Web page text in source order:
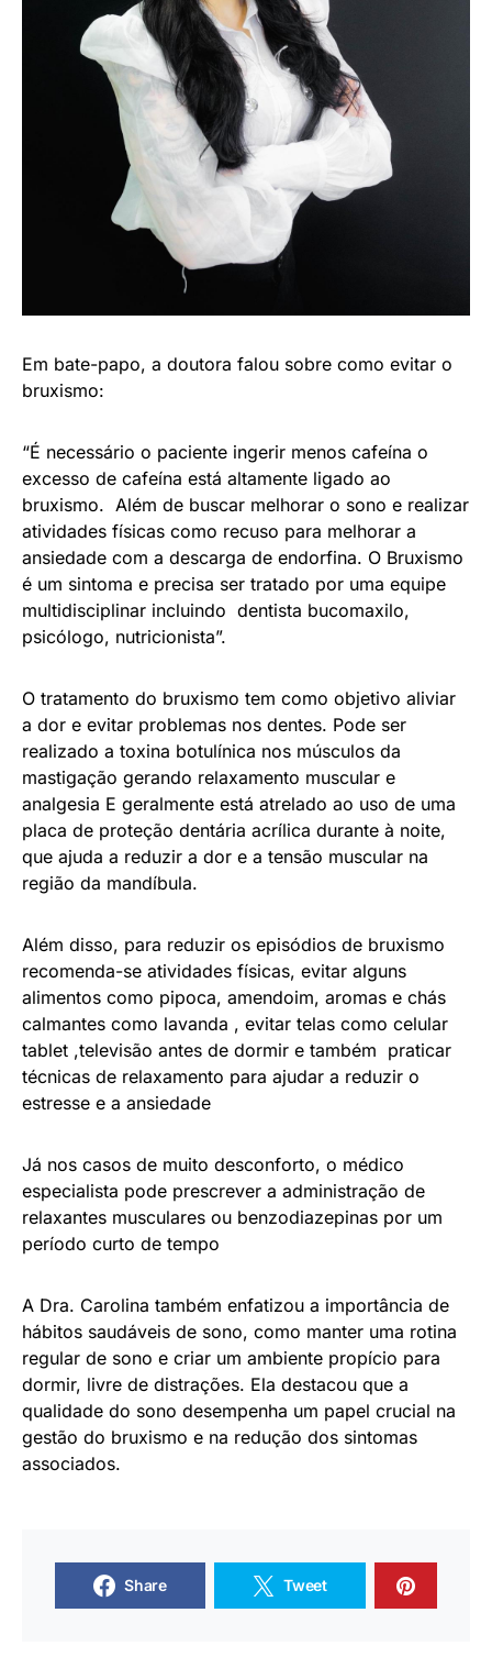
Em bate-papo, a doutora falou sobre como evitar o
bruxismo:
“É necessário o paciente ingerir menos cafeína o
excesso de cafeína está altamente ligado ao
bruxismo. Além de buscar melhorar o sono e realizar
atividades físicas como recuso para melhorar a
ansiedade com a descarga de endorfina. O Bruxismo
é um sintoma e precisa ser tratado por uma equipe
multidisciplinar incluindo dentista bucomaxilo,
psicólogo, nutricionista”.
O tratamento do bruxismo tem como objetivo aliviar
a dor e evitar problemas nos dentes. Pode ser
realizado a toxina botulínica nos músculos da
mastigação gerando relaxamento muscular e
analgesia E geralmente está atrelado ao uso de uma
placa de proteção dentária acrílica durante à noite,
que ajuda a reduzir a dor e a tensão muscular na
região da mandíbula.
Além disso, para reduzir os episódios de bruxismo
recomenda-se atividades físicas, evitar alguns
alimentos como pipoca, amendoim, aromas e chás
calmantes como lavanda , evitar telas como celular
tablet ,televisão antes de dormir e também praticar
técnicas de relaxamento para ajudar a reduzir o
estresse e a ansiedade
Já nos casos de muito desconforto, o médico
especialista pode prescrever a administração de
relaxantes musculares ou benzodiazepinas por um
período curto de tempo
A Dra. Carolina também enfatizou a importância de
hábitos saudáveis de sono, como manter uma rotina
regular de sono e criar um ambiente propício para
dormir, livre de distrações. Ela destacou que a
qualidade do sono desempenha um papel crucial na
gestão do bruxismo e na redução dos sintomas
associados.
Share Tweet